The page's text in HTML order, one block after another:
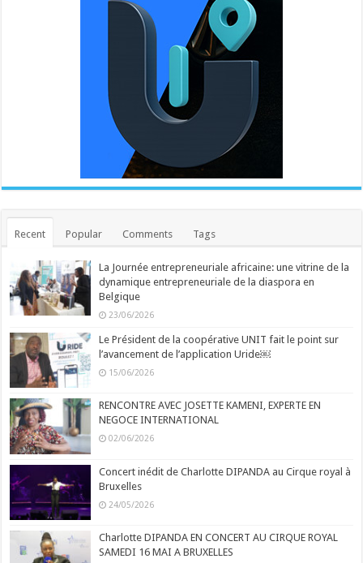
Recent Popular Comments Tags
La Journée entrepreneuriale africaine: une vitrine de la
dynamique entrepreneuriale de la diaspora en
Belgique
23/06/2026
Le Président de la coopérative UNIT fait le point sur
l’avancement de l’application Uride￼
15/06/2026
RENCONTRE AVEC JOSETTE KAMENI, EXPERTE EN
NEGOCE INTERNATIONAL
02/06/2026
Concert inédit de Charlotte DIPANDA au Cirque royal à
Bruxelles
24/05/2026
Charlotte DIPANDA EN CONCERT AU CIRQUE ROYAL
SAMEDI 16 MAI A BRUXELLES